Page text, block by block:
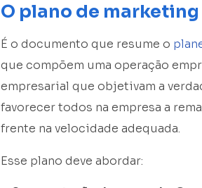
O plano de marketing
É o documento que resume o
que compõem uma operação
empresarial que objetivam a
favorecer todos na empresa a
frente na velocidade adequada.
Esse plano deve abordar: